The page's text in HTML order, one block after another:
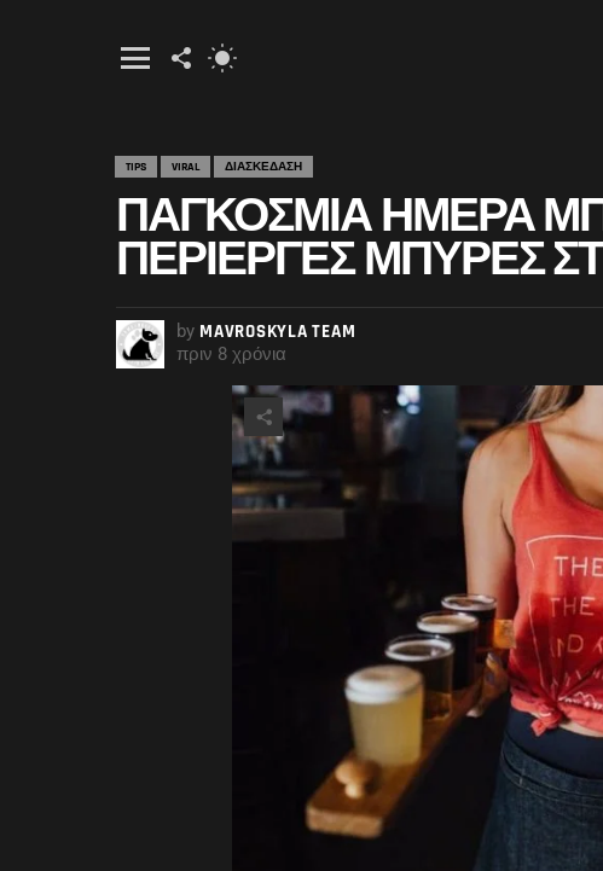
FOLLOW
TIPS VIRAL ΔΙΑΣΚΕΔΑΣΗ
ΠΑΓΚΌΣΜΙΑ ΗΜΈΡΑ
ΠΕΡΊΕΡΓΕΣ ΜΠΎΡΕΣ
by MAVROSKYLA TEAM
πριν 8 χρόνια